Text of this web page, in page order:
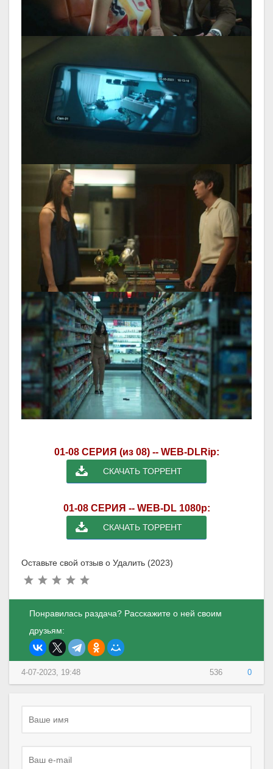
01-08 СЕРИЯ (из 08) -- WEB-DLRip:
СКАЧАТЬ ТОРРЕНТ
01-08 СЕРИЯ -- WEB-DL 1080p:
СКАЧАТЬ ТОРРЕНТ
Оставьте свой отзыв о Удалить (2023)
Понравилась раздача? Расскажите о ней своим
друзьям:
536 0
4-07-2023, 19:48